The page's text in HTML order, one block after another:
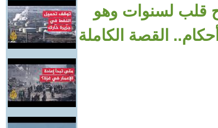
قلب لسنوات وهو
القصة الكاملة